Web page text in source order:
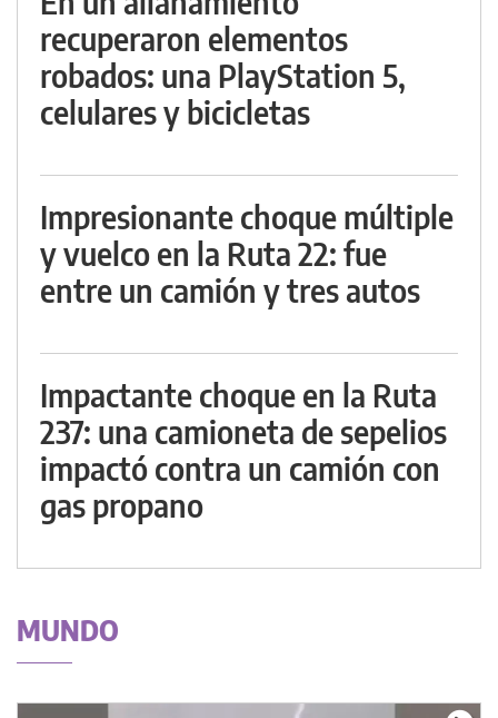
recuperaron elementos
robados: una PlayStation 5,
celulares y bicicletas
Impresionante choque múltiple
y vuelco en la Ruta 22: fue
entre un camión y tres autos
Impactante choque en la Ruta
237: una camioneta de sepelios
impactó contra un camión con
gas propano
MUNDO